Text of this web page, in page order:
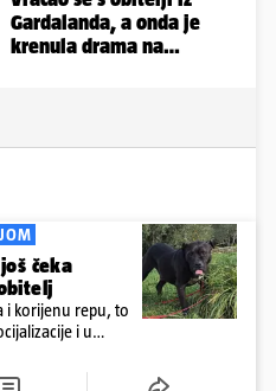
čeka
i korijenu repu, to
i u